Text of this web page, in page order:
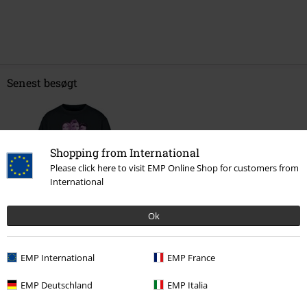
Shopping from International
Please click here to visit EMP Online Shop for customers from
International
Ok
EMP International EMP France
EMP Deutschland EMP Italia
Senest besøgt
kr 186.95
More categories. More options.